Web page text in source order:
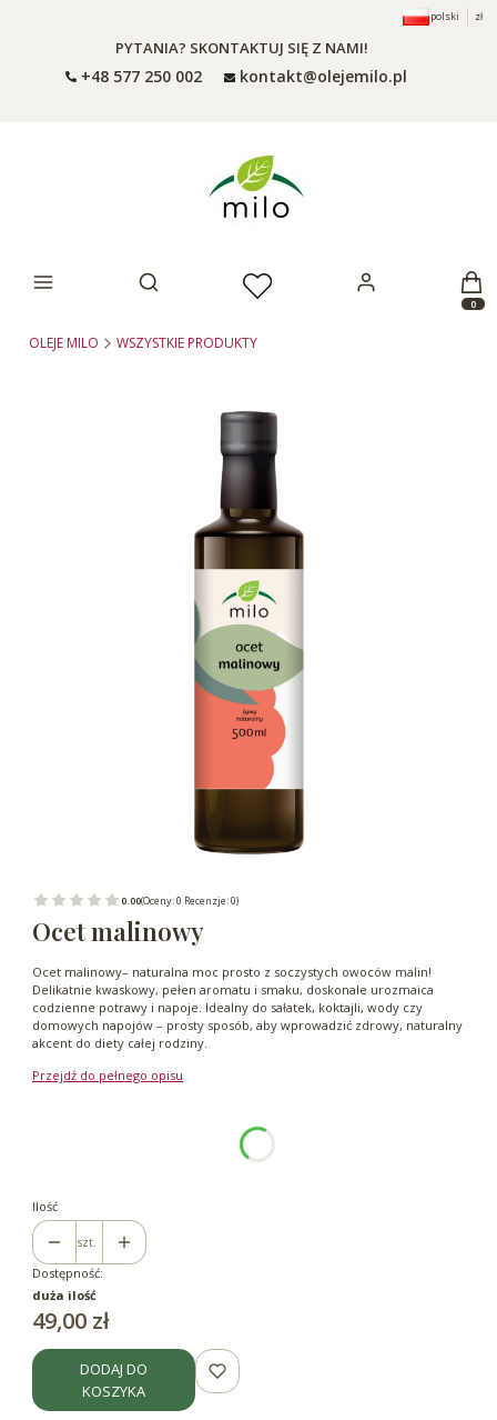
polski zł
PYTANIA? SKONTAKTUJ SIĘ Z NAMI!
+48 577 250 002 kontakt@olejemilo.pl
Otwórz wyszukiwarkę
OLEJE MILO WSZYSTKIE PRODUKTY
0.00(Oceny: 0 Recenzje: 0)
Ocet malinowy
Ocet malinowy– naturalna moc prosto z soczystych owoców malin!
Delikatnie kwaskowy, pełen aromatu i smaku, doskonale urozmaica
codzienne potrawy i napoje. Idealny do sałatek, koktajli, wody czy
domowych napojów – prosty sposób, aby wprowadzić zdrowy, naturalny
akcent do diety całej rodziny.
Przejdź do pełnego opisu
Poszczególne warianty mogą różnić się ceną
Ilość
szt.
Dostępność:
duża ilość
Cena
49,00 zł
DODAJ DO
KOSZYKA